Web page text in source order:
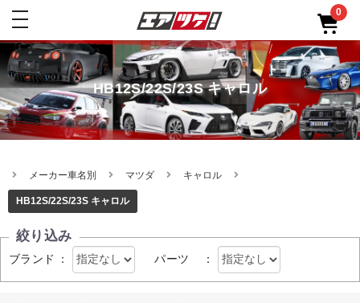
toggle
0
HB12S/22S/23S キャロル
メーカー車名別 マツダ キャロル
HB12S/22S/23S キャロル
絞り込み
ブランド ： パーツ ：